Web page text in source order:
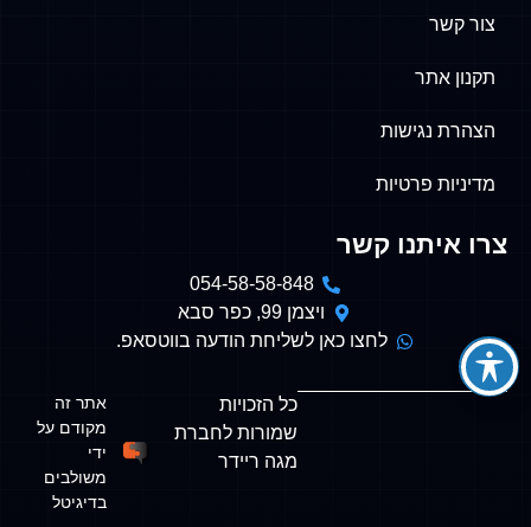
צור קשר
תקנון אתר
הצהרת נגישות
מדיניות פרטיות
צרו איתנו קשר
054-58-58-848
ויצמן 99, כפר סבא
לחצו כאן לשליחת הודעה בווטסאפ.
כל הזכויות
שמורות לחברת
מגה ריידר
אתר זה
מקודם על
ידי
משולבים
בדיגיטל